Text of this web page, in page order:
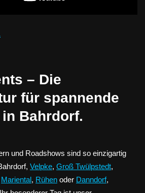
– Die
für spannende
Bahrdorf.
und Roadshows sind so einzigartig
Velpke, Groß Twülpstedt,
Mariental, Rühen oder Danndorf,